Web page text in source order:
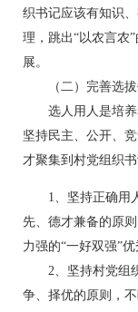
织书记应该有知识
理，跳出“以农言农
展。
（二）完善选拔
选人用人是培养
坚持民主、公开、
才聚集到村党组织
1、坚持正确用人
先、德才兼备的原
力强的“一好双强”
2、坚持村党组织
争、择优的原则，